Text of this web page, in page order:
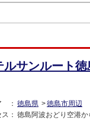
ルサンルート徳
徳島県
徳島市周辺
ス
徳島阿波おどり空港か